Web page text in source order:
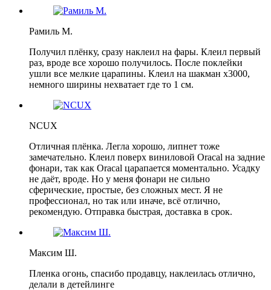
Рамиль М.
Получил плёнку, сразу наклеил на фары. Клеил первый
раз, вроде все хорошо получилось. После поклейки
ушли все мелкие царапины. Клеил на шакман х3000,
немного ширины нехватает где то 1 см.
NCUX
Отличная плёнка. Легла хорошо, липнет тоже
замечательно. Клеил поверх виниловой Oracal на задние
фонари, так как Oracal царапается моментально. Усадку
не даёт, вроде. Но у меня фонари не сильно
сферические, простые, без сложных мест. Я не
профессионал, но так или иначе, всё отлично,
рекомендую. Отправка быстрая, доставка в срок.
Максим Ш.
Пленка огонь, спасибо продавцу, наклеилась отлично,
делали в детейлинге